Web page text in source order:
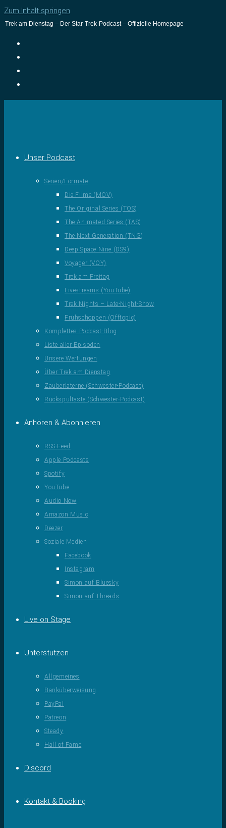
Zum Inhalt springen
Trek am Dienstag – Der Star-Trek-Podcast – Offizielle Homepage
Unser Podcast
Serien/Formate
Die Filme (MOV)
The Original Series (TOS)
The Animated Series (TAS)
The Next Generation (TNG)
Deep Space Nine (DS9)
Voyager (VOY)
Trek am Freitag
Livestreams (YouTube)
Trek Nights – Late-Night-Show
Frühschoppen (Offtopic)
Komplettes Podcast-Blog
Liste aller Episoden
Unsere Wertungen
Über Trek am Dienstag
Zauberlaterne (Schwester-Podcast)
Rückspultaste (Schwester-Podcast)
Anhören & Abonnieren
RSS-Feed
Apple Podcasts
Spotify
YouTube
Audio Now
Amazon Music
Deezer
Soziale Medien
Facebook
Instagram
Simon auf Bluesky
Simon auf Threads
Live on Stage
Unterstützen
Allgemeines
Banküberweisung
PayPal
Patreon
Steady
Hall of Fame
Discord
Kontakt & Booking